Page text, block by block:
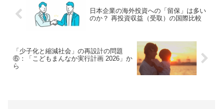
日本企業の海外投資への「留保」は多い
のか？ 再投資収益（受取）の国際比較
「少子化と縮減社会」の再設計の問題
⑥：「こどもまんなか実行計画 2026」か
ら